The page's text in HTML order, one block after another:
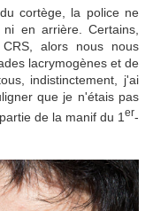
cortège, la police ne
en arrière. Certains,
alors nous nous
lacrymogènes et de
indistinctement, j'ai
que je n'étais pas
de la manif du 1 er-